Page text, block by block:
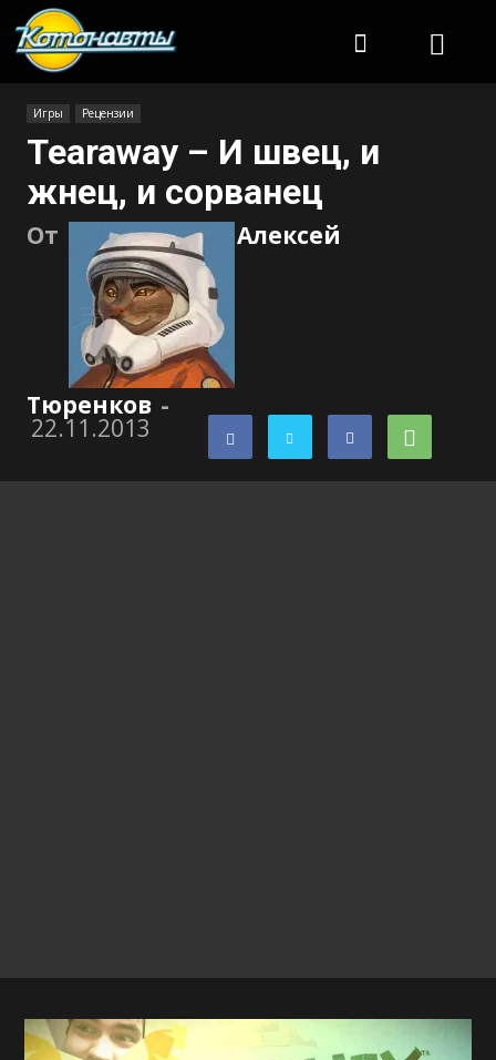
Игры Рецензии
Tearaway – И швец, и
жнец, и сорванец
От Алексей
Тюренков -
22.11.2013